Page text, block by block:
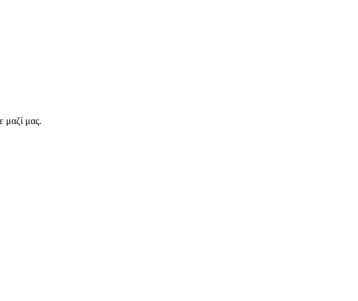
μαζί μας.